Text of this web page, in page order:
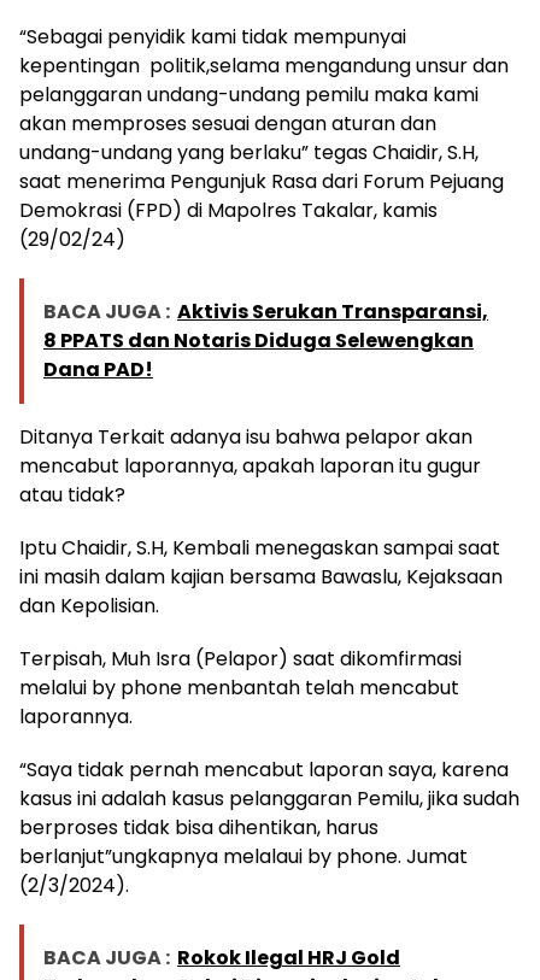
“Sebagai penyidik kami tidak mempunyai
kepentingan politik,selama mengandung unsur dan
pelanggaran undang-undang pemilu maka kami
akan memproses sesuai dengan aturan dan
undang-undang yang berlaku” tegas Chaidir, S.H,
saat menerima Pengunjuk Rasa dari Forum Pejuang
Demokrasi (FPD) di Mapolres Takalar, kamis
(29/02/24)
BACA JUGA : Aktivis Serukan Transparansi,
8 PPATS dan Notaris Diduga Selewengkan
Dana PAD!
Ditanya Terkait adanya isu bahwa pelapor akan
mencabut laporannya, apakah laporan itu gugur
atau tidak?
Iptu Chaidir, S.H, Kembali menegaskan sampai saat
ini masih dalam kajian bersama Bawaslu, Kejaksaan
dan Kepolisian.
Terpisah, Muh Isra (Pelapor) saat dikomfirmasi
melalui by phone menbantah telah mencabut
laporannya.
“Saya tidak pernah mencabut laporan saya, karena
kasus ini adalah kasus pelanggaran Pemilu, jika sudah
berproses tidak bisa dihentikan, harus
berlanjut”ungkapnya melalaui by phone. Jumat
(2/3/2024).
BACA JUGA : Rokok Ilegal HRJ Gold